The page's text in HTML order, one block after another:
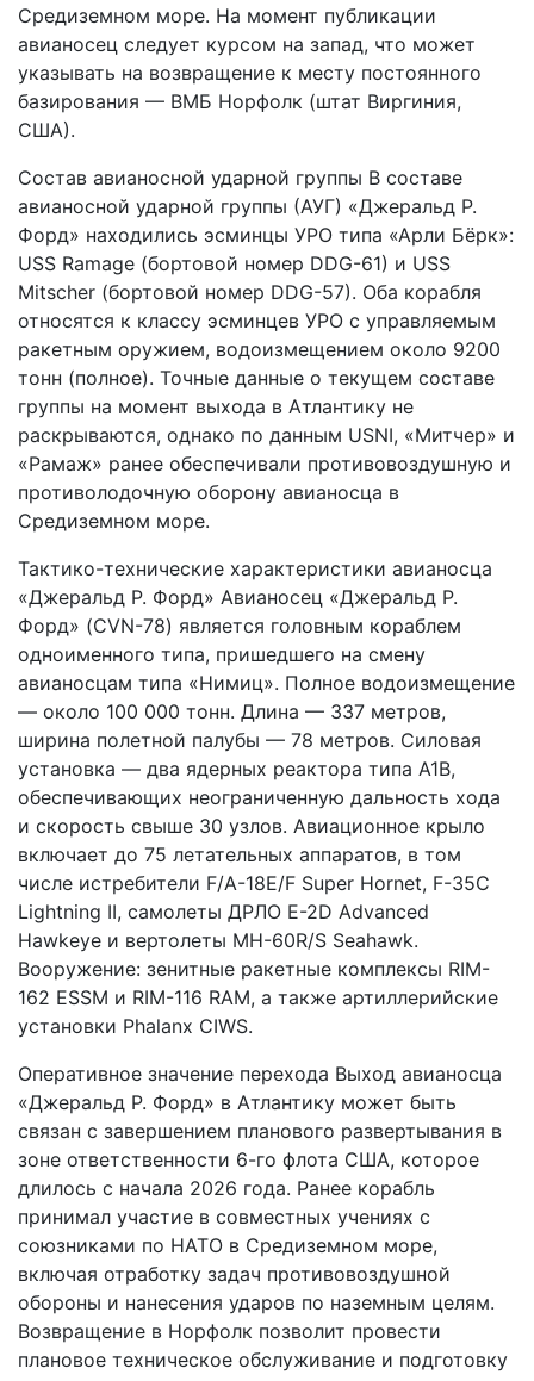
Средиземном море. На момент публикации
авианосец следует курсом на запад, что может
указывать на возвращение к месту постоянного
базирования — ВМБ Норфолк (штат Виргиния,
США).
Состав авианосной ударной группы В составе
авианосной ударной группы (АУГ) «Джеральд Р.
Форд» находились эсминцы УРО типа «Арли Бёрк»:
USS Ramage (бортовой номер DDG-61) и USS
Mitscher (бортовой номер DDG-57). Оба корабля
относятся к классу эсминцев УРО с управляемым
ракетным оружием, водоизмещением около 9200
тонн (полное). Точные данные о текущем составе
группы на момент выхода в Атлантику не
раскрываются, однако по данным USNI, «Митчер» и
«Рамаж» ранее обеспечивали противовоздушную и
противолодочную оборону авианосца в
Средиземном море.
Тактико-технические характеристики авианосца
«Джеральд Р. Форд» Авианосец «Джеральд Р.
Форд» (CVN-78) является головным кораблем
одноименного типа, пришедшего на смену
авианосцам типа «Нимиц». Полное водоизмещение
— около 100 000 тонн. Длина — 337 метров,
ширина полетной палубы — 78 метров. Силовая
установка — два ядерных реактора типа A1B,
обеспечивающих неограниченную дальность хода
и скорость свыше 30 узлов. Авиационное крыло
включает до 75 летательных аппаратов, в том
числе истребители F/A-18E/F Super Hornet, F-35C
Lightning II, самолеты ДРЛО E-2D Advanced
Hawkeye и вертолеты MH-60R/S Seahawk.
Вооружение: зенитные ракетные комплексы RIM-
162 ESSM и RIM-116 RAM, а также артиллерийские
установки Phalanx CIWS.
Оперативное значение перехода Выход авианосца
«Джеральд Р. Форд» в Атлантику может быть
связан с завершением планового развертывания в
зоне ответственности 6-го флота США, которое
длилось с начала 2026 года. Ранее корабль
принимал участие в совместных учениях с
союзниками по НАТО в Средиземном море,
включая отработку задач противовоздушной
обороны и нанесения ударов по наземным целям.
Возвращение в Норфолк позволит провести
плановое техническое обслуживание и подготовку